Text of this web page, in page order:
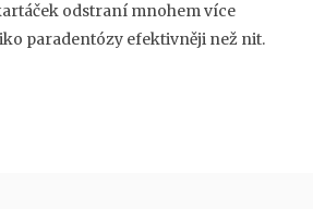
odstraní mnohem více
paradentózy efektivněji než nit.